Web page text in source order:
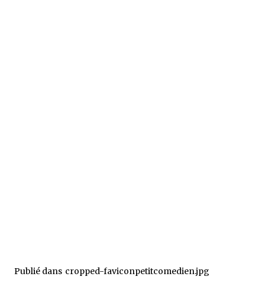
Publié dans cropped-faviconpetitcomedien.jpg